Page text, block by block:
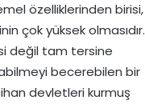
özelliklerinden birisi,
çok yüksek olmasıdır.
değil tam tersine
becerebilen bir
devletleri kurmuş